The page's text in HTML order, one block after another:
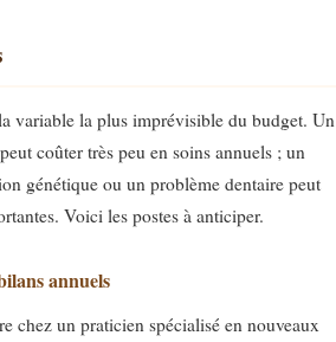
variable la plus imprévisible du budget. Un
coûter très peu en soins annuels ; un
génétique ou un problème dentaire peut
Voici les postes à anticiper.
annuels
chez un praticien spécialisé en nouveaux